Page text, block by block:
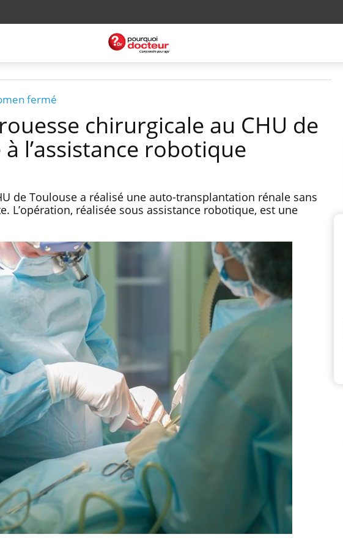
fermé
chirurgicale au CHU de
l’assistance robotique
de Toulouse a réalisé une auto-transplantation rénale sans
L’opération, réalisée sous assistance robotique, est une
Légionellose en Suisse :
quelle est l’origine de la
contamination ?
Allergies alimentaires :
une nouvelle arme contre
les réactions sévères
Comment gérer le
sommeil des enfants en
vacances ?
les kinés pourront
traitement autorisé aux
États-Unis ?
Cerveau : le mystère de la
"madeleine de Proust"